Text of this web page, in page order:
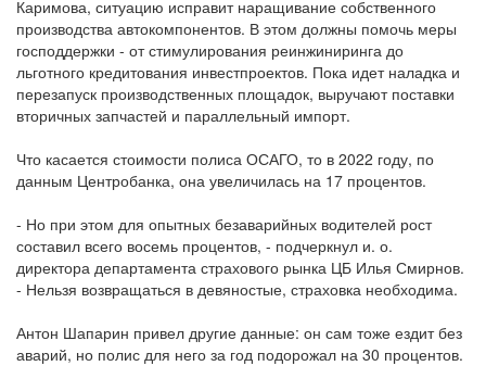
Каримова, ситуацию исправит наращивание собственного
производства автокомпонентов. В этом должны помочь меры
господдержки - от стимулирования реинжиниринга до
льготного кредитования инвестпроектов. Пока идет наладка и
перезапуск производственных площадок, выручают поставки
вторичных запчастей и параллельный импорт.
Что касается стоимости полиса ОСАГО, то в 2022 году, по
данным Центробанка, она увеличилась на 17 процентов.
- Но при этом для опытных безаварийных водителей рост
составил всего восемь процентов, - подчеркнул и. о.
директора департамента страхового рынка ЦБ Илья Смирнов.
- Нельзя возвращаться в девяностые, страховка необходима.
Антон Шапарин привел другие данные: он сам тоже ездит без
аварий, но полис для него за год подорожал на 30 процентов.